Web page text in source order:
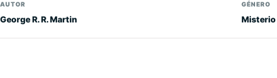
AUTOR
George R. R. Martin
GÉNERO
Misterio